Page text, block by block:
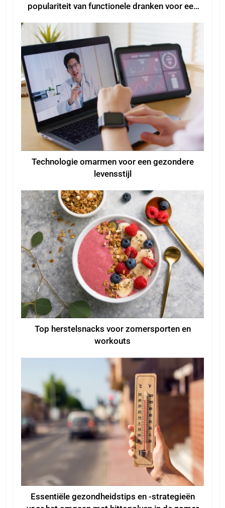
populariteit van functionele dranken voor een
Technologie omarmen voor een gezondere
levensstijl
Top herstelsnacks voor zomersporten en
workouts
Essentiële gezondheidstips en -strategieën